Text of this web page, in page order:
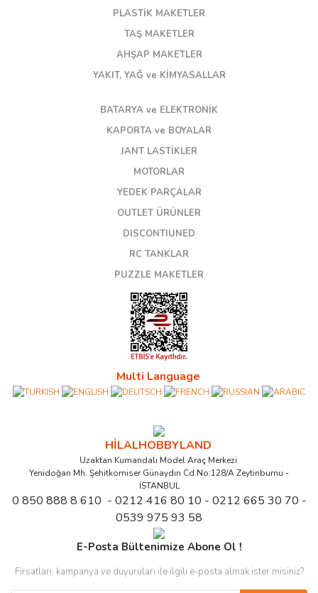
PLASTİK MAKETLER
TAŞ MAKETLER
AHŞAP MAKETLER
YAKIT, YAĞ ve KİMYASALLAR
BATARYA ve ELEKTRONİK
KAPORTA ve BOYALAR
JANT LASTİKLER
MOTORLAR
YEDEK PARÇALAR
OUTLET ÜRÜNLER
DISCONTIUNED
RC TANKLAR
PUZZLE MAKETLER
Multi Language
HİLALHOBBYLAND
Uzaktan Kumandalı Model Araç Merkezi
Yenidoğan Mh. Şehitkomiser Günaydın Cd.No:128/A Zeytinburnu -
İSTANBUL
0 850 888 8 610 - 0212 416 80 10 - 0212 665 30 70 -
0539 975 93 58
E-Posta Bültenimize Abone Ol !
Fırsatları, kampanya ve duyuruları ile ilgili e-posta almak ister misiniz?